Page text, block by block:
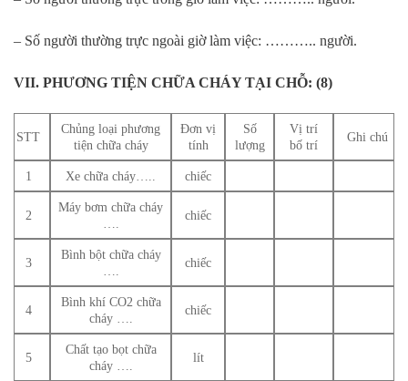
– Số người thường trực ngoài giờ làm việc: ……….. người.
VII. PHƯƠNG TIỆN CHỮA CHÁY TẠI CHỖ: (8)
STT
Chủng loại phương
tiện chữa cháy
Đơn vị
tính
Số
lượng
Vị trí
bố trí
Ghi chú
1 Xe chữa cháy….. chiếc
2
Máy bơm chữa cháy
chiếc
3
Bình bột chữa cháy
chiếc
4
Bình khí CO2 chữa
cháy ….
chiếc
5
Chất tạo bọt chữa
cháy ….
lít